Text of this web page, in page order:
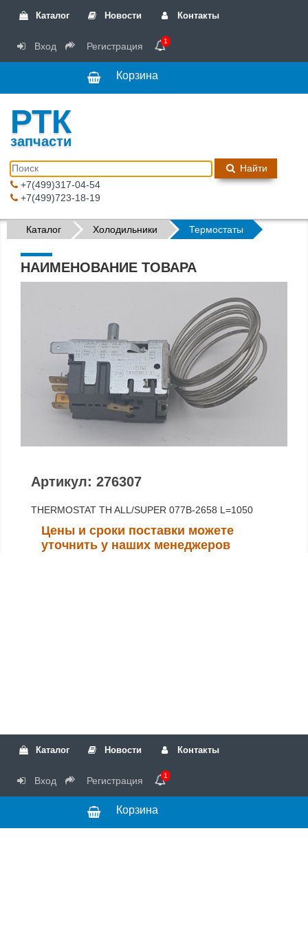
Каталог Новости Контакты
Вход Регистрация 1
Корзина
РТК
запчасти
Найти
+7(499)317-04-54
+7(499)723-18-19
Каталог Холодильники Термостаты
НАИМЕНОВАНИЕ ТОВАРА
Артикул: 276307
THERMOSTAT TH ALL/SUPER 077B-2658 L=1050
Цены и сроки поставки можете
уточнить у наших менеджеров
Каталог Новости Контакты
Вход Регистрация 1
Корзина